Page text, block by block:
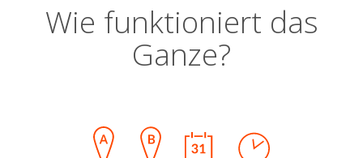
Wie funktioniert das
Ganze?